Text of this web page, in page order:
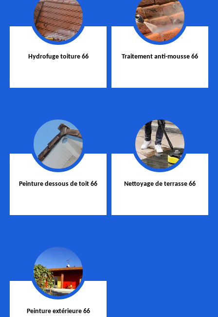
Hydrofuge toiture 66 Traitement anti-mousse 66
Peinture dessous de toit 66 Nettoyage de terrasse 66
Peinture extérieure 66